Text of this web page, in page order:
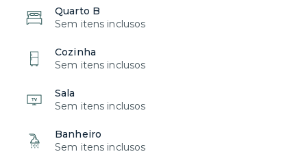
Quarto B
Sem itens inclusos
Cozinha
Sem itens inclusos
Sala
Sem itens inclusos
Banheiro
Sem itens inclusos